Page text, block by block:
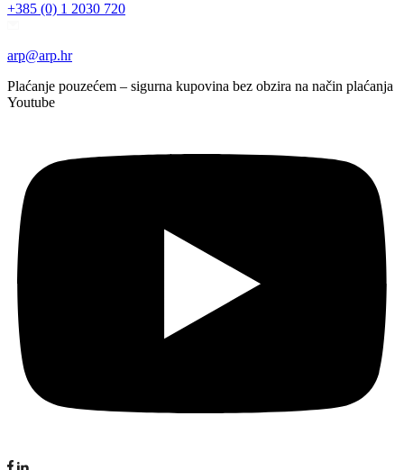
+385 (0) 1 2030 720
arp@arp.hr
Plaćanje pouzećem – sigurna kupovina bez obzira na način plaćanja
Youtube